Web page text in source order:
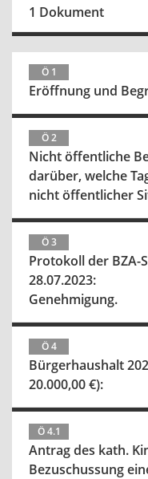
1 Dokument
Ö 1
Eröffnung und
Ö 2
Nicht öffentliche
darüber, welche
nicht öffentlicher
Ö 3
Protokoll der BZA-
28.07.2023:
Genehmigung.
Ö 4
Bürgerhaushalt
20.000,00 €):
Ö 4.1
Antrag des kath.
Bezuschussung